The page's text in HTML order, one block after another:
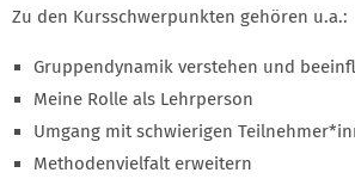
Zu den Kursschwerpunkten gehören u.a.:
Gruppendynamik verstehen und
Meine Rolle als Lehrperson
Umgang mit schwierigen
Methodenvielfalt erweitern